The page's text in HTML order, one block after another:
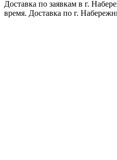
Доставка по заявкам в г.
время. Доставка по г.